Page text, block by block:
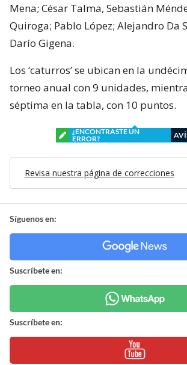
Mena; César Talma, Sebastián
Quiroga; Pablo López; Alejandro Da
Darío Gigena.
Los ‘caturros’ se ubican en la
torneo anual con 9 unidades,
séptima en la tabla, con 10 puntos.
¿ENCONTRASTE UN
ERROR?
Revisa nuestra página de correcciones
Síguenos en:
Suscríbete en:
Suscríbete en: